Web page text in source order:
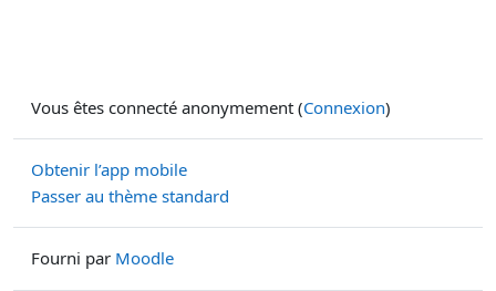
Vous êtes connecté anonymement (Connexion)
Obtenir l’app mobile
Passer au thème standard
Fourni par Moodle